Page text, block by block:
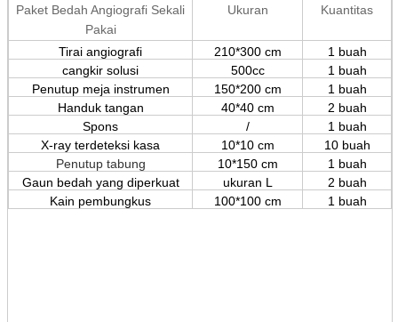
Tanggal
3 tahun
Sampel
Bebas
OEM / ODM
Tersedia
Paket Bedah Angiografi Sekali
Pakai
Ukuran Kuantitas
Tirai angiografi 210*300 cm
1 buah
cangkir solusi
500cc
1 buah
Penutup meja instrumen
150*200 cm
1 buah
Handuk tangan
40*40 cm
2 buah
Spons
/
1 buah
X-ray terdeteksi kasa
10*10 cm
10 buah
Penutup tabung
10*150 cm
1 buah
Gaun bedah yang diperkuat
ukuran L
2 buah
Kain pembungkus
100*100 cm 1 buah